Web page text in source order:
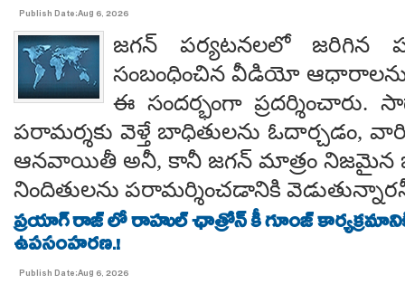
Publish Date:Aug 6, 2026
జగన్ పర్యటనలలో జరిగిన
సంబంధించిన వీడియో
ఈ సందర్భంగా
పరామర్శకు వెళ్తే బాధితులను ఓదార్చడం,
ఆనవాయితీ అనీ, కానీ జగన్ మాత్రం నిజమైన
నిందితులను పరామర్శించడానికి
ప్రయాగ్ రాజ్ లో రాహుల్ ఛాత్రోన్ కీ గూంజ్
ఉపసంహరణ.!
Publish Date:Aug 6, 2026